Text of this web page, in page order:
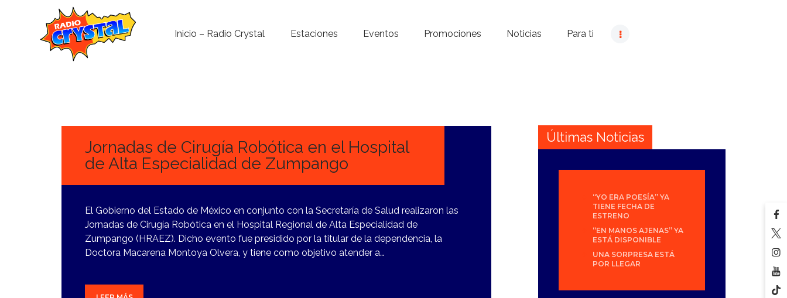
Inicio – Radio Crystal Estaciones Eventos Promociones Noticias Para ti
Noticias
Para ti
Contacto
Jornadas de Cirugía Robótica en el Hospital
de Alta Especialidad de Zumpango
El Gobierno del Estado de México en conjunto con la Secretaría de Salud realizaron las
Jornadas de Cirugía Robótica en el Hospital Regional de Alta Especialidad de
Zumpango (HRAEZ). Dicho evento fue presidido por la titular de la dependencia, la
Doctora Macarena Montoya Olvera, y tiene como objetivo atender a…
Últimas Noticias
“YO ERA POESÍA” YA
TIENE FECHA DE
ESTRENO
“EN MANOS AJENAS” YA
ESTÁ DISPONIBLE
UNA SORPRESA ESTÁ
POR LLEGAR